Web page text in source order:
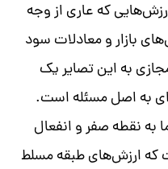
که عاری از وجه
بازار و معادلات سود
به این تصایر یک
به اصل مسئله است.
به نقطه صفر و انفعال
ارزش‌های طبقه مسلط